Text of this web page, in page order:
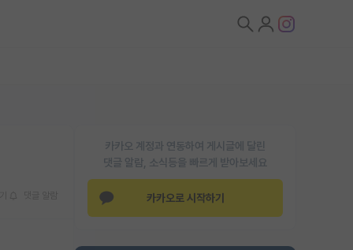
카카오 계정과 연동하여 게시글에 달린
댓글 알람, 소식등을 빠르게 받아보세요
카카오로 시작하기